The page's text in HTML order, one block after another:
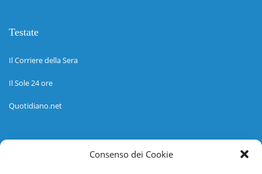
Consenso dei Cookie
Testate
Il Corriere della Sera
Il Sole 24 ore
Quotidiano.net
Informazioni